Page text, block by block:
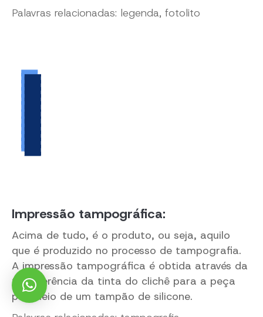
Palavras relacionadas: legenda, fotolito
Impressão tampográfica:
Acima de tudo, é o produto, ou seja, aquilo
que é produzido no processo de tampografia.
A impressão tampográfica é obtida através da
transferência da tinta do clichê para a peça
por meio de um tampão de silicone.